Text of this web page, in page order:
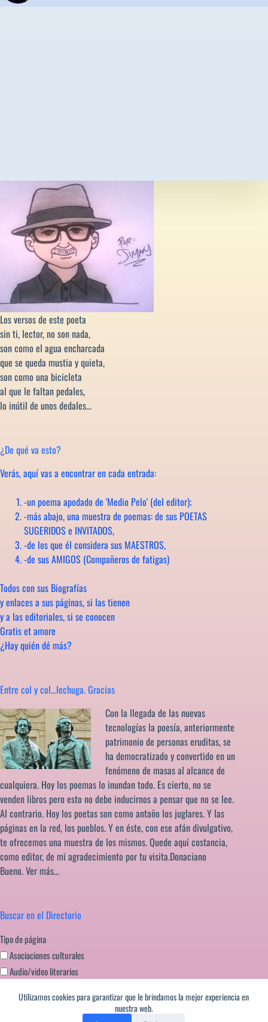
Utilizamos cookies para garantizar que le brindamos la mejor experiencia en
nuestra web.
Los versos de este poeta
sin ti, lector, no son nada,
son como el agua encharcada
que se queda mustia y quieta,
son como una bicicleta
al que le faltan pedales,
lo inútil de unos dedales...
¿De qué va esto?
Verás, aquí vas a encontrar en cada entrada:
-un poema apodado de 'Medio Pelo' (del editor);
-más abajo, una muestra de poemas: de sus POETAS
SUGERIDOS e INVITADOS,
-de los que él considera sus MAESTROS,
-de sus AMIGOS (Compañeros de fatigas)
Todos con sus Biografías
y enlaces a sus páginas, si las tienen
y a las editoriales, si se conocen
Gratis et amore
¿Hay quién dé más?
Entre col y col…lechuga. Gracias
Con la llegada de las nuevas
tecnologías la poesía, anteriormente
patrimonio de personas eruditas, se
ha democratizado y convertido en un
fenómeno de masas al alcance de
cualquiera. Hoy los poemas lo inundan todo. Es cierto, no se
venden libros pero esto no debe inducirnos a pensar que no se lee.
Al contrario. Hoy los poetas son como antaño los juglares. Y las
páginas en la red, los pueblos. Y en éste, con ese afán divulgativo,
te ofrecemos una muestra de los mismos. Quede aquí costancia,
como editor, de mi agradecimiento por tu visita.Donaciano
Bueno.Ver más…
Buscar en el Directorio
Tipo de página
Asociaciones culturales
Audio/video literarios
Editoriales literatura